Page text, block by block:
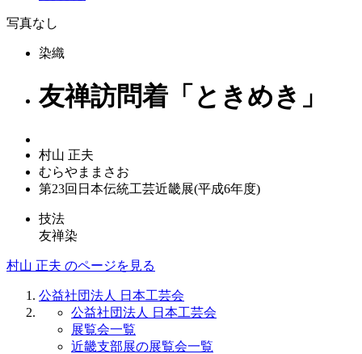
写真なし
染織
友禅訪問着「ときめき」
村山 正夫
むらやままさお
第23回日本伝統工芸近畿展(平成6年度)
技法
友禅染
村山 正夫 のページを見る
公益社団法人 日本工芸会
公益社団法人 日本工芸会
展覧会一覧
近畿支部展の展覧会一覧